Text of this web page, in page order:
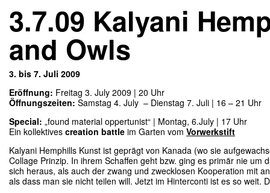
3.7.09 Kalyani
and Owls
3. bis 7. Juli 2009
Eröffnung: Freitag 3. July 2009 | 20 Uhr
Öffnungszeiten: Samstag 4. July – Dienstag 7. Juli | 16 – 21 Uhr
Special: „found material oppertunist“ | Montag, 6.July | 17 Uhr
Ein kollektives creation battle im Garten vom Vorwerkstift
Kalyani Hemphills Kunst ist geprägt von Kanada (wo sie
Collage Prinzip. In ihrem Schaffen geht bzw. ging es primär nie
sich heraus, als auch der zwang und zwecklosen Kooperation mit
als dass man sie nicht teilen will. Jetzt im Hinterconti ist es so weit.